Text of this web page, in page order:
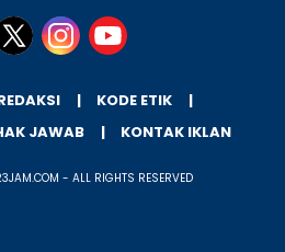
KODE ETIK
JAWAB KONTAK IKLAN
- ALL RIGHTS RESERVED